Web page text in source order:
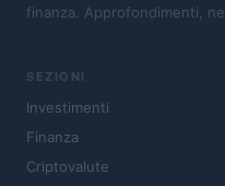
finanza. Approfondimenti,
SEZIONI
Investimenti
Finanza
Criptovalute